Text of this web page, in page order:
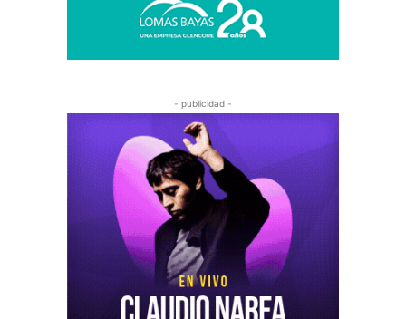
- publicidad -